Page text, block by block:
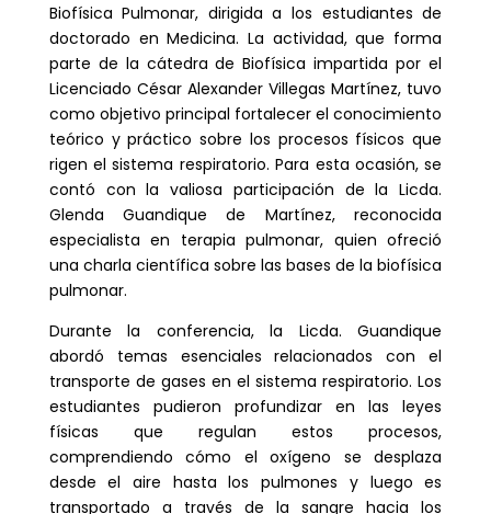
Biofísica Pulmonar, dirigida a los estudiantes de
doctorado en Medicina. La actividad, que forma
parte de la cátedra de Biofísica impartida por el
Licenciado César Alexander Villegas Martínez, tuvo
como objetivo principal fortalecer el conocimiento
teórico y práctico sobre los procesos físicos que
rigen el sistema respiratorio. Para esta ocasión, se
contó con la valiosa participación de la Licda.
Glenda Guandique de Martínez, reconocida
especialista en terapia pulmonar, quien ofreció
una charla científica sobre las bases de la biofísica
pulmonar.
Durante la conferencia, la Licda. Guandique
abordó temas esenciales relacionados con el
transporte de gases en el sistema respiratorio. Los
estudiantes pudieron profundizar en las leyes
físicas que regulan estos procesos,
comprendiendo cómo el oxígeno se desplaza
desde el aire hasta los pulmones y luego es
transportado a través de la sangre hacia los